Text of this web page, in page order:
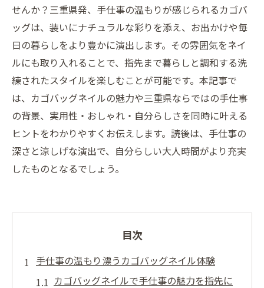
せんか？三重県発、手仕事の温もりが感じられるカゴバ
ッグは、装いにナチュラルな彩りを添え、お出かけや毎
日の暮らしをより豊かに演出します。その雰囲気をネイ
ルにも取り入れることで、指先まで暮らしと調和する洗
練されたスタイルを楽しむことが可能です。本記事で
は、カゴバッグネイルの魅力や三重県ならではの手仕事
の背景、実用性・おしゃれ・自分らしさを同時に叶える
ヒントをわかりやすくお伝えします。読後は、手仕事の
深さと涼しげな演出で、自分らしい大人時間がより充実
したものとなるでしょう。
目次
手仕事の温もり漂うカゴバッグネイル体験
カゴバッグネイルで手仕事の魅力を指先に